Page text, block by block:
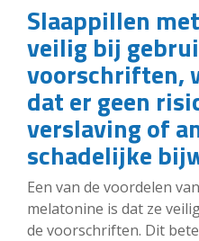
Slaappillen
veilig bij
voorschriften,
dat er geen
verslaving of
schadelijke
Een van de voordelen
melatonine is dat ze
de voorschriften. Dit